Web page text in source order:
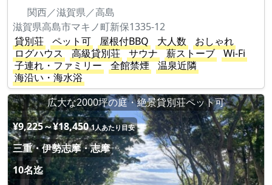
関西／滋賀県／高島
滋賀県高島市マキノ町新保1335-12
貸別荘
ペット可 屋根付BBQ 大人数
おしゃれ
ログハウス
高級貸別荘 サウナ 薪ストーブ
Wi-Fi
子連れ・ファミリー
全館禁煙
温泉近隣
海沿い・海水浴
広大な2000坪の庭・絶景貸別荘ペット可
¥9,225～¥18,450 1人あたり目安
三重・伊勢志摩・志摩
10名迄